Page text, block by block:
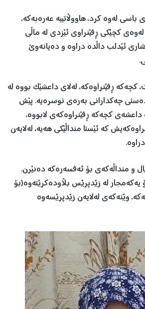
باسی لەوە کرد، هاووڵاتییە عەرەبەکە،
کچێکی ڕفێنراوی ئێزدی لە ماڵی
شاری ئێدلب داڵدە دراوە و دەیانەوێ
کچەکە ڕفێنراوەکە، لەلای داعشێک بووە لە
دەستی چەکدارانی بەرەی نوسرەیە. پێش
کچەکە ڕفێنراوەکەی لابووە،
کە ئێستا منداڵێکی هەیە، لەلایەن
و منداڵەکەی بۆ ئەفسەرەکە دەنێرن.
لە زێدپرێس بڵاودەکرێتەوە(بۆ
وێنەکەی لەلایەن زێدپرێسەوە